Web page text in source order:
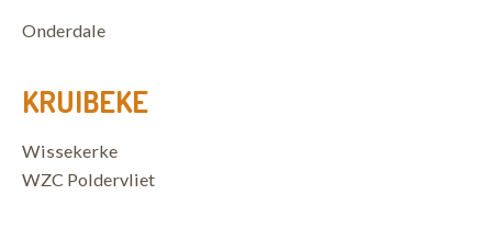
Onderdale
KRUIBEKE
Wissekerke
WZC Poldervliet